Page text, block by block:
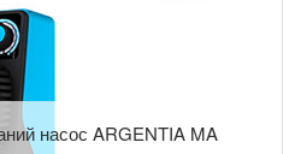
насос ARGENTIA MA